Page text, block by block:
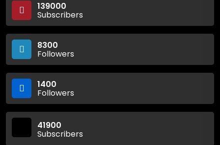
139000
Subscribers
8300
Followers
1400
Followers
41900
Subscribers